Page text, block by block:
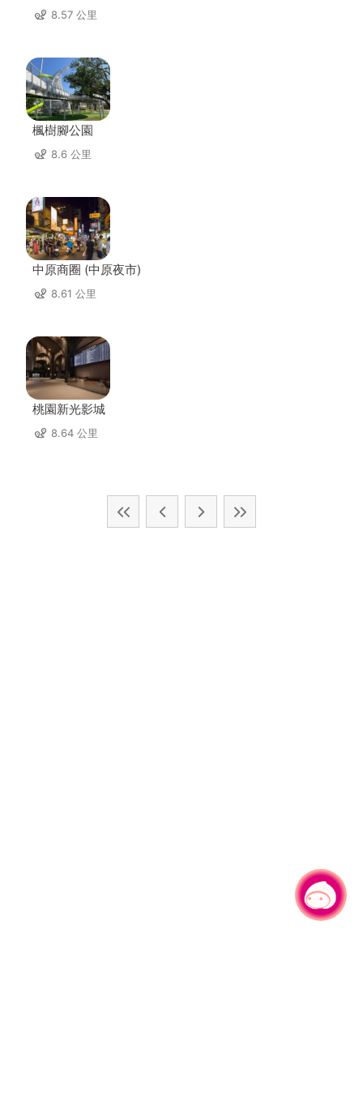
8.57 公里
楓樹腳公園
8.6 公里
中原商圈 (中原夜市)
8.61 公里
桃園新光影城
8.64 公里